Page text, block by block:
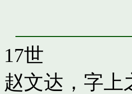
17世
赵文达，字上